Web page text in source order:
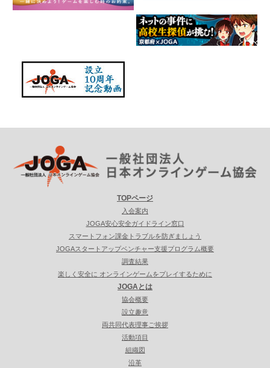
TOPページ
入会案内
JOGA安心安全ガイドライン窓口
スマートフォン課金トラブルを防ぎましょう
JOGAスタートアップベンチャー支援プログラム概要
調査結果
楽しく安全に オンラインゲームをプレイするために
JOGAとは
協会概要
設立趣意
両共同代表理事ご挨拶
活動項目
組織図
沿革